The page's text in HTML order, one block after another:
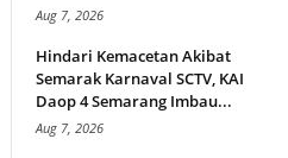
Aug 7, 2026
Hindari Kemacetan Akibat
Semarak Karnaval SCTV, KAI
Daop 4 Semarang Imbau...
Aug 7, 2026